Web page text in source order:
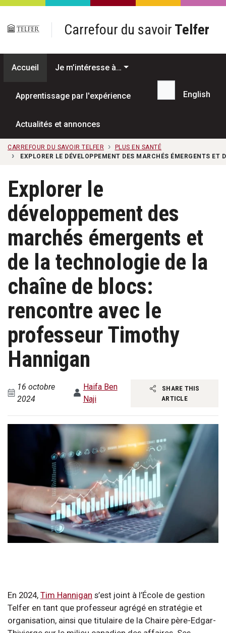
Passer au contenu principal
Carrefour du savoir Telfer
Accueil Je m’intéresse à…
Apprentissage par l'expérience
Actualités et annonces
Recherche...
English
CARREFOUR DU SAVOIR TELFER
PLUS EN SANTÉ
EXPLORER LE DÉVELOPPEMENT DES MARCHÉS ÉMERGENTS
Explorer le
développement des
marchés émergents et
de la technologie de la
chaîne de blocs:
rencontre avec le
professeur Timothy
Hannigan
16 octobre
2024
Haifa Ben
Naji
SHARE THIS
ARTICLE
En 2024, Tim Hannigan s’est joint à l’École de gestion
Telfer en tant que professeur agrégé en stratégie et
organisation, ainsi que titulaire de la Chaire père-Edgar-